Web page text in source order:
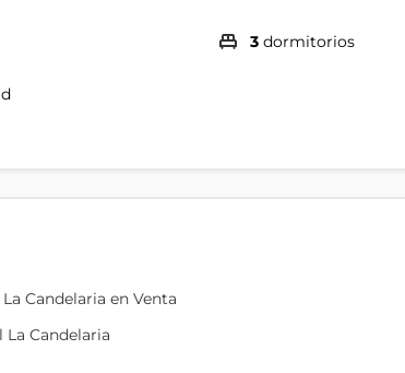
3 dormitorios
Candelaria en Venta
Candelaria